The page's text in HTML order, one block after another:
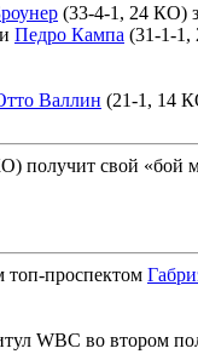
(33-4-1, 24 КО)
Педро Кампа (31-1-1,
Валлин (21-1, 14
получит свой «бой
проспектом
WBC во втором